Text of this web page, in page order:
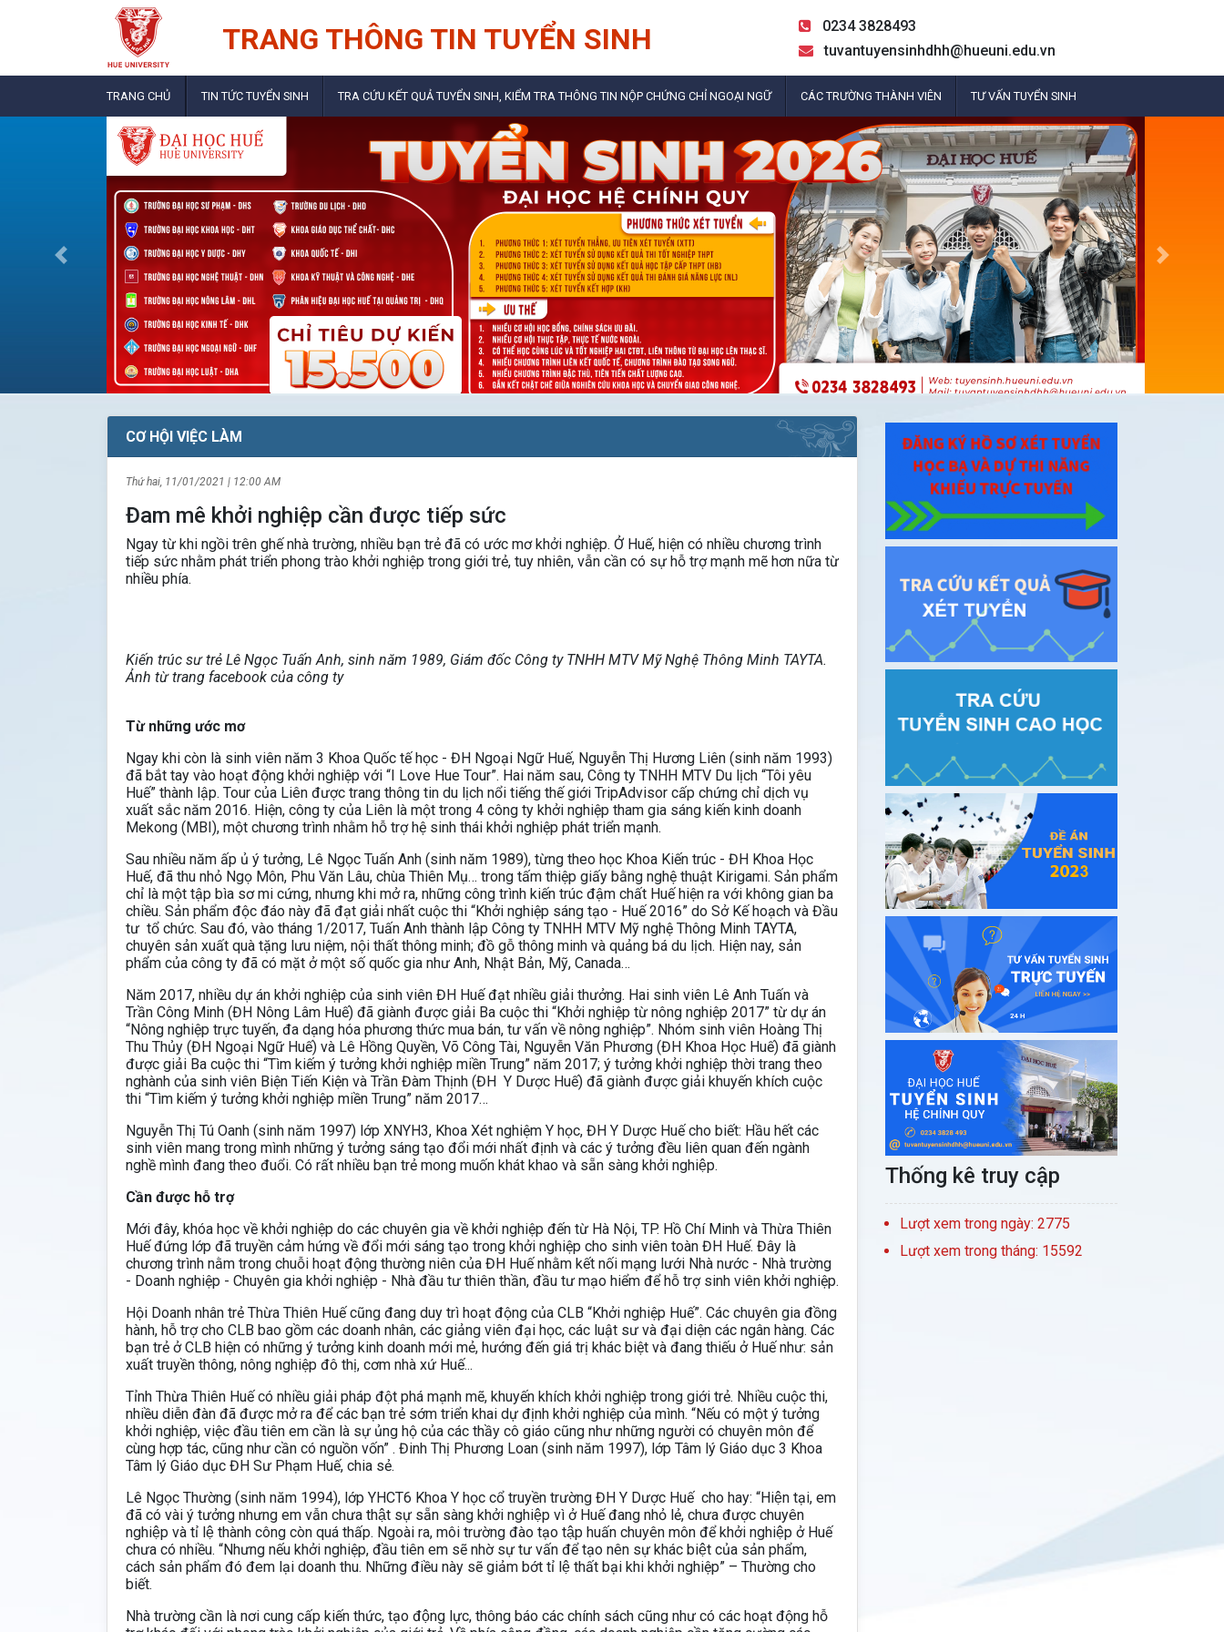
TRANG THÔNG TIN TUYỂN SINH
0234 3828493
tuvantuyensinhdhh@hueuni.edu.vn
TRANG CHỦ TIN TỨC TUYỂN SINH TRA CỨU KẾT QUẢ TUYỂN SINH, KIỂM TRA THÔNG TIN NỘP CHỨNG CHỈ NGOẠI NGỮ CÁC TRƯỜNG THÀNH VIÊN TƯ VẤN TUYỂN SINH
Previous Next
CƠ HỘI VIỆC LÀM
Thứ hai, 11/01/2021 | 12:00 AM
Đam mê khởi nghiệp cần được tiếp sức
Ngay từ khi ngồi trên ghế nhà trường, nhiều bạn trẻ đã có ước mơ khởi nghiệp. Ở Huế, hiện có nhiều chương trình
tiếp sức nhằm phát triển phong trào khởi nghiệp trong giới trẻ, tuy nhiên, vẫn cần có sự hỗ trợ mạnh mẽ hơn nữa từ
nhiều phía.
Kiến trúc sư trẻ Lê Ngọc Tuấn Anh, sinh năm 1989, Giám đốc Công ty TNHH MTV Mỹ Nghệ Thông Minh TAYTA.
Ảnh từ trang facebook của công ty
Từ những ước mơ
Ngay khi còn là sinh viên năm 3 Khoa Quốc tế học - ĐH Ngoại Ngữ Huế, Nguyễn Thị Hương Liên (sinh năm 1993)
đã bắt tay vào hoạt động khởi nghiệp với “I Love Hue Tour”. Hai năm sau, Công ty TNHH MTV Du lịch “Tôi yêu
Huế” thành lập. Tour của Liên được trang thông tin du lịch nổi tiếng thế giới TripAdvisor cấp chứng chỉ dịch vụ
xuất sắc năm 2016. Hiện, công ty của Liên là một trong 4 công ty khởi nghiệp tham gia sáng kiến kinh doanh
Mekong (MBI), một chương trình nhằm hỗ trợ hệ sinh thái khởi nghiệp phát triển mạnh.
Sau nhiều năm ấp ủ ý tưởng, Lê Ngọc Tuấn Anh (sinh năm 1989), từng theo học Khoa Kiến trúc - ĐH Khoa Học
Huế, đã thu nhỏ Ngọ Môn, Phu Văn Lâu, chùa Thiên Mụ… trong tấm thiệp giấy bằng nghệ thuật Kirigami. Sản phẩm
chỉ là một tập bìa sơ mi cứng, nhưng khi mở ra, những công trình kiến trúc đậm chất Huế hiện ra với không gian ba
chiều. Sản phẩm độc đáo này đã đạt giải nhất cuộc thi “Khởi nghiệp sáng tạo - Huế 2016” do Sở Kế hoạch và Đầu
tư tổ chức. Sau đó, vào tháng 1/2017, Tuấn Anh thành lập Công ty TNHH MTV Mỹ nghệ Thông Minh TAYTA,
chuyên sản xuất quà tặng lưu niệm, nội thất thông minh; đồ gỗ thông minh và quảng bá du lịch. Hiện nay, sản
phẩm của công ty đã có mặt ở một số quốc gia như Anh, Nhật Bản, Mỹ, Canada…
Năm 2017, nhiều dự án khởi nghiệp của sinh viên ĐH Huế đạt nhiều giải thưởng. Hai sinh viên Lê Anh Tuấn và
Trần Công Minh (ĐH Nông Lâm Huế) đã giành được giải Ba cuộc thi “Khởi nghiệp từ nông nghiệp 2017” từ dự án
“Nông nghiệp trực tuyến, đa dạng hóa phương thức mua bán, tư vấn về nông nghiệp”. Nhóm sinh viên Hoàng Thị
Thu Thủy (ĐH Ngoại Ngữ Huế) và Lê Hồng Quyền, Võ Công Tài, Nguyễn Văn Phương (ĐH Khoa Học Huế) đã giành
được giải Ba cuộc thi “Tìm kiếm ý tưởng khởi nghiệp miền Trung” năm 2017; ý tưởng khởi nghiệp thời trang theo
nghành của sinh viên Biện Tiến Kiện và Trần Đàm Thịnh (ĐH Y Dược Huế) đã giành được giải khuyến khích cuộc
thi “Tìm kiếm ý tưởng khởi nghiệp miền Trung” năm 2017…
Nguyễn Thị Tú Oanh (sinh năm 1997) lớp XNYH3, Khoa Xét nghiệm Y học, ĐH Y Dược Huế cho biết: Hầu hết các
sinh viên mang trong mình những ý tưởng sáng tạo đổi mới nhất định và các ý tưởng đều liên quan đến ngành
nghề mình đang theo đuổi. Có rất nhiều bạn trẻ mong muốn khát khao và sẵn sàng khởi nghiệp.
Cần được hỗ trợ
Mới đây, khóa học về khởi nghiệp do các chuyên gia về khởi nghiệp đến từ Hà Nội, TP. Hồ Chí Minh và Thừa Thiên
Huế đứng lớp đã truyền cảm hứng về đổi mới sáng tạo trong khởi nghiệp cho sinh viên toàn ĐH Huế. Đây là
chương trình nằm trong chuỗi hoạt động thường niên của ĐH Huế nhằm kết nối mạng lưới Nhà nước - Nhà trường
- Doanh nghiệp - Chuyên gia khởi nghiệp - Nhà đầu tư thiên thần, đầu tư mạo hiểm để hỗ trợ sinh viên khởi nghiệp.
Hội Doanh nhân trẻ Thừa Thiên Huế cũng đang duy trì hoạt động của CLB “Khởi nghiệp Huế”. Các chuyên gia đồng
hành, hỗ trợ cho CLB bao gồm các doanh nhân, các giảng viên đại học, các luật sư và đại diện các ngân hàng. Các
bạn trẻ ở CLB hiện có những ý tưởng kinh doanh mới mẻ, hướng đến giá trị khác biệt và đang thiếu ở Huế như: sản
xuất truyền thông, nông nghiệp đô thị, cơm nhà xứ Huế...
Tỉnh Thừa Thiên Huế có nhiều giải pháp đột phá mạnh mẽ, khuyến khích khởi nghiệp trong giới trẻ. Nhiều cuộc thi,
nhiều diễn đàn đã được mở ra để các bạn trẻ sớm triển khai dự định khởi nghiệp của mình. “Nếu có một ý tưởng
khởi nghiệp, việc đầu tiên em cần là sự ủng hộ của các thầy cô giáo cũng như những người có chuyên môn để
cùng hợp tác, cũng như cần có nguồn vốn” . Đinh Thị Phương Loan (sinh năm 1997), lớp Tâm lý Giáo dục 3 Khoa
Tâm lý Giáo dục ĐH Sư Phạm Huế, chia sẻ.
Lê Ngọc Thường (sinh năm 1994), lớp YHCT6 Khoa Y học cổ truyền trường ĐH Y Dược Huế cho hay: “Hiện tại, em
đã có vài ý tưởng nhưng em vẫn chưa thật sự sẵn sàng khởi nghiệp vì ở Huế đang nhỏ lẻ, chưa được chuyên
nghiệp và tỉ lệ thành công còn quá thấp. Ngoài ra, môi trường đào tạo tập huấn chuyên môn để khởi nghiệp ở Huế
chưa có nhiều. “Nhưng nếu khởi nghiệp, đầu tiên em sẽ nhờ sự tư vấn để tạo nên sự khác biệt của sản phẩm,
cách sản phẩm đó đem lại doanh thu. Những điều này sẽ giảm bớt tỉ lệ thất bại khi khởi nghiệp” – Thường cho
biết.
Nhà trường cần là nơi cung cấp kiến thức, tạo động lực, thông báo các chính sách cũng như có các hoạt động hỗ
Thống kê truy cập
Lượt xem trong ngày: 2775
Lượt xem trong tháng: 15592